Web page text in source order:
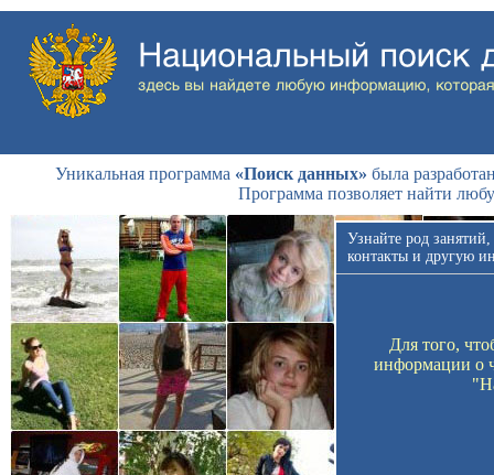
Уникальная программа «Поиск данных» была
Программа позволяет найти
Узнайте род
контакты и другую
Для того,
информации о